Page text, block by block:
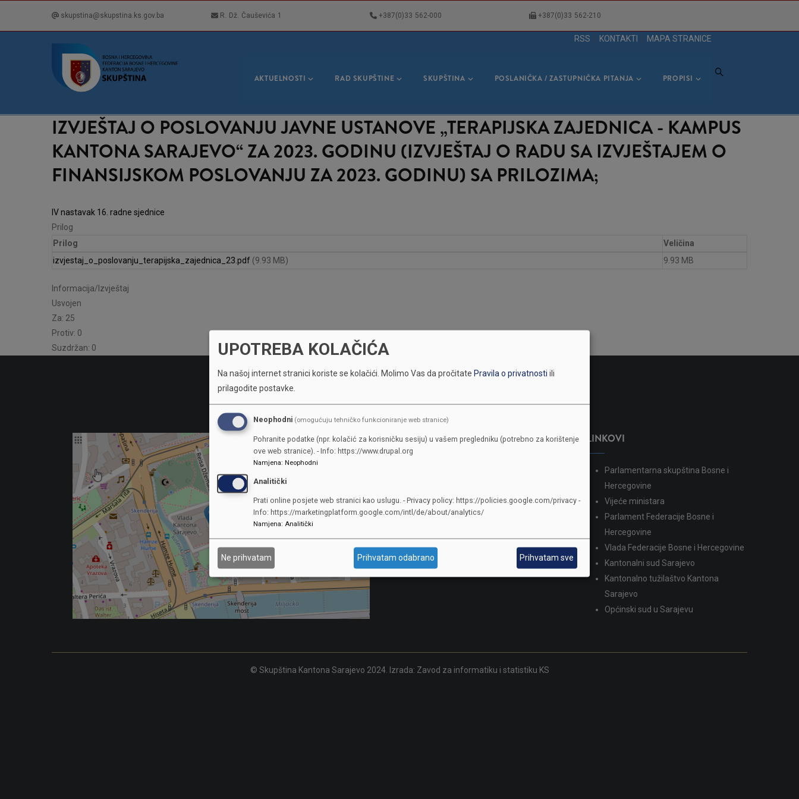
skupstina@skupstina.ks.gov.ba R. Dž. Čauševića 1 +387(0)33 562-000 +387(0)33 562-210
RSS KONTAKTI MAPA STRANICE
NAVIGACIJA
AKTUELNOSTI RAD SKUPŠTINE SKUPŠTINA POSLANIČKA / ZASTUPNIČKA PITANJA PROPISI
IZVJEŠTAJ O POSLOVANJU JAVNE USTANOVE „TERAPIJSKA ZAJEDNICA - KAMPUS
KANTONA SARAJEVO“ ZA 2023. GODINU (IZVJEŠTAJ O RADU SA IZVJEŠTAJEM O
FINANSIJSKOM POSLOVANJU ZA 2023. GODINU) SA PRILOZIMA;
IV nastavak 16. radne sjednice
Prilog
Prilog
Veličina
izvjestaj_o_poslovanju_terapijska_zajednica_23.pdf (9.93 MB) 9.93 MB
Informacija/Izvještaj
Usvojen
Za: 25
Protiv: 0
Suzdržan: 0
KONTAKTI
Čauševića 1
387 33 562-044
skupstina@skupstina.ks.gov.ba
LINKOVI
Parlamentarna skupština Bosne i
Hercegovine
Vijeće ministara
Parlament Federacije Bosne i
Hercegovine
Vlada Federacije Bosne i Hercegovine
Kantonalni sud Sarajevo
Kantonalno tužilaštvo Kantona
Sarajevo
Općinski sud u Sarajevu
© Skupština Kantona Sarajevo 2024. Izrada: Zavod za informatiku i statistiku KS
UPOTREBA KOLAČIĆA
Na našoj internet stranici koriste se kolačići. Molimo Vas da pročitate Pravila o privatnosti ili
prilagodite postavke.
Neophodni (omogućuju tehničko funkcioniranje web stranice)
Pohranite podatke (npr. kolačić za korisničku sesiju) u vašem pregledniku (potrebno za korištenje
ove web stranice). - Info: https://www.drupal.org
Namjena: Neophodni
Analitički
Prati online posjete web stranici kao uslugu. - Privacy policy: https://policies.google.com/privacy -
Info: https://marketingplatform.google.com/intl/de/about/analytics/
Namjena: Analitički
Ne prihvatam Prihvatam odabrano Prihvatam sve